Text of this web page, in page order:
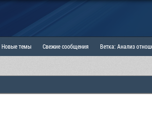
Новые темы Свежие сообщения Ветка: Анализ